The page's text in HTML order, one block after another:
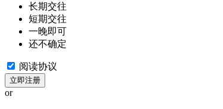
长期交往
短期交往
一晚即可
还不确定
阅读协议
立即注册
or